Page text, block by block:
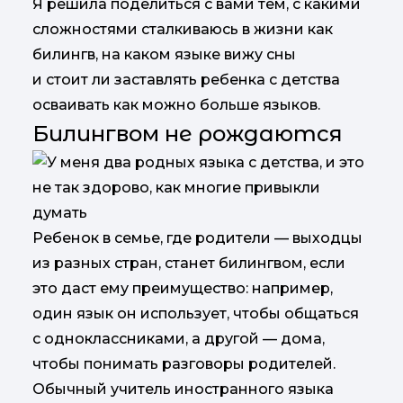
Я решила поделиться с вами тем, с какими
сложностями сталкиваюсь в жизни как
билингв, на каком языке вижу сны
и стоит ли заставлять ребенка с детства
осваивать как можно больше языков.
Билингвом не рождаются
Ребенок в семье, где родители — выходцы
из разных стран, станет билингвом, если
это даст ему преимущество: например,
один язык он использует, чтобы общаться
с одноклассниками, а другой — дома,
чтобы понимать разговоры родителей.
Обычный учитель иностранного языка